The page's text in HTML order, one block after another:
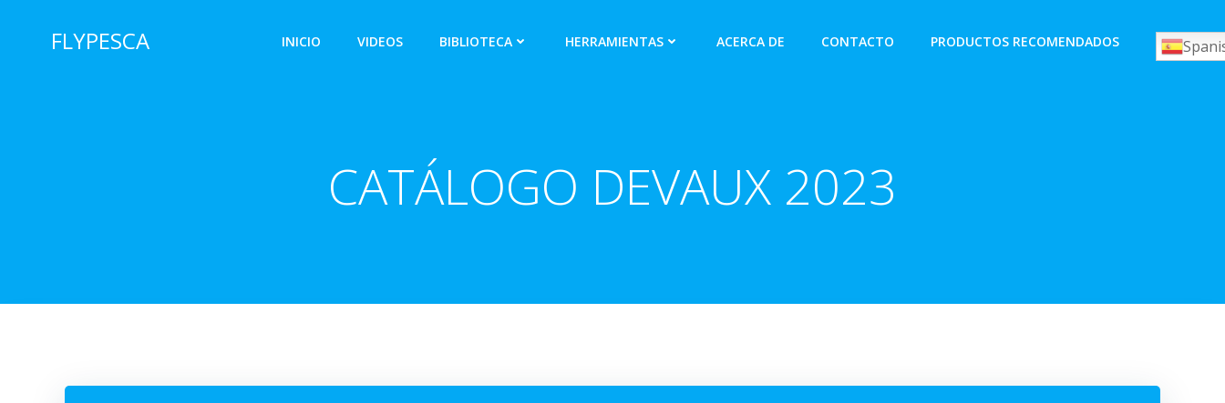
contenidoFLYPESCA INICIO VIDEOS BIBLIOTECA HERRAMIENTAS ACERCA DE CONTACTO PRODUCTOS RECOMENDADOS
CATÁLOGO DEVAUX 2023